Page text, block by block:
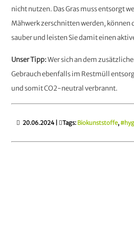
nicht nutzen. Das Gras muss entsorgt
Mähwerk zerschnitten werden, können
sauber und leisten Sie damit einen
Unser Tipp:Wer sich an dem
Gebrauch ebenfalls im Restmüll
und somit CO2-neutral verbrannt.
20.06.2024 Tags: Biokunststoffe,